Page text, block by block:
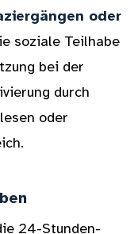
oder
soziale Teilhabe
bei der
durch
oder
24-Stunden-